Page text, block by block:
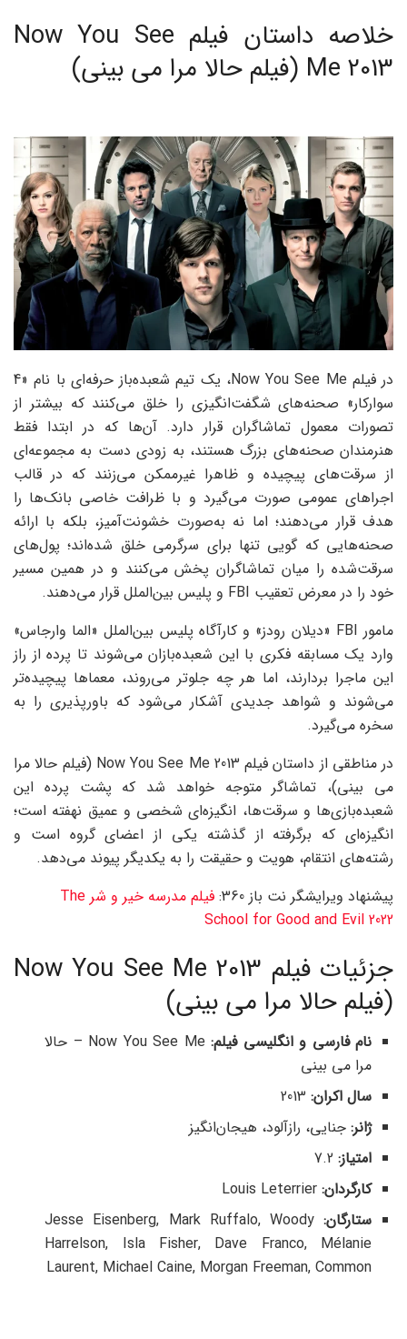
خلاصه داستان فیلم Now You See
Me 2013 (فیلم حالا مرا می‌ بینی)
در فیلم Now You See Me، یک تیم شعبده‌باز حرفه‌ای با نام «4
سوارکار» صحنه‌های شگفت‌انگیزی را خلق می‌کنند که بیشتر از
تصورات معمول تماشاگران قرار دارد. آن‌ها که در ابتدا فقط
هنرمندان صحنه‌های بزرگ هستند، به زودی دست به مجموعه‌ای
از سرقت‌های پیچیده و ظاهرا غیرممکن می‌زنند که در قالب
اجراهای عمومی صورت می‌گیرد و با ظرافت خاصی بانک‌ها را
هدف قرار می‌دهند؛ اما نه به‌صورت خشونت‌آمیز، بلکه با ارائه
صحنه‌هایی که گویی تنها برای سرگرمی خلق شده‌اند؛ پول‌های
سرقت‌شده را میان تماشاگران پخش می‌کنند و در همین مسیر
خود را در معرض تعقیب FBI و پلیس بین‌الملل قرار می‌دهند.
مامور FBI «دیلان رودز» و کارآگاه پلیس بین‌الملل «الما وارجاس»
وارد یک مسابقه فکری با این شعبده‌بازان می‌شوند تا پرده از راز
این ماجرا بردارند، اما هر چه جلوتر می‌روند، معماها پیچیده‌تر
می‌شوند و شواهد جدیدی آشکار می‌شود که باورپذیری را به
سخره می‌گیرد.
در مناطقی از داستان فیلم Now You See Me 2013 (فیلم حالا مرا
می‌ بینی)، تماشاگر متوجه خواهد شد که پشت پرده این
شعبده‌بازی‌ها و سرقت‌ها، انگیزه‌ای شخصی و عمیق نهفته است؛
انگیزه‌ای که برگرفته از گذشته یکی از اعضای گروه است و
رشته‌های انتقام، هویت و حقیقت را به یکدیگر پیوند می‌دهد.
پیشنهاد ویرایشگر نت باز 360:
فیلم مدرسه خیر و شر The
School for Good and Evil 2022
جزئیات فیلم Now You See Me 2013
(فیلم حالا مرا می‌ بینی)
نام فارسی و انگلیسی فیلم:
Now You See Me – حالا
مرا می‌ بینی
سال اکران:
ژانر: جنایی، رازآلود، هیجان‌انگیز
امتیاز:
کارگردان:
ستارگان:
Jesse Eisenberg, Mark Ruffalo, Woody
Harrelson, Isla Fisher, Dave Franco, Mélanie
Laurent, Michael Caine, Morgan Freeman, Common